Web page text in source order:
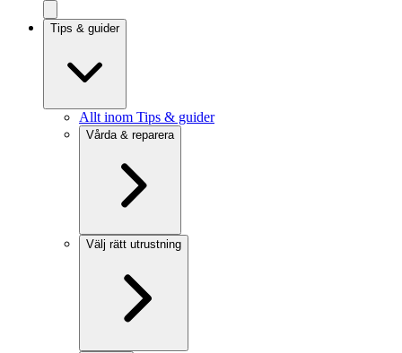
Tips & guider
Allt inom Tips & guider
Vårda & reparera
Välj rätt utrustning